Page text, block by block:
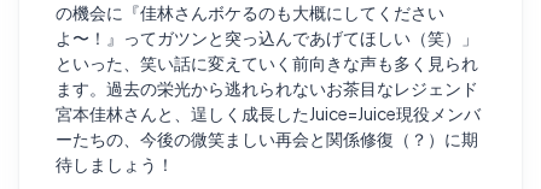
の機会に『佳林さんボケるのも大概にしてください
よ〜！』ってガツンと突っ込んであげてほしい（笑）」
といった、笑い話に変えていく前向きな声も多く見られ
ます。過去の栄光から逃れられないお茶目なレジェンド
宮本佳林さんと、逞しく成長したJuice=Juice現役メンバ
ーたちの、今後の微笑ましい再会と関係修復（？）に期
待しましょう！